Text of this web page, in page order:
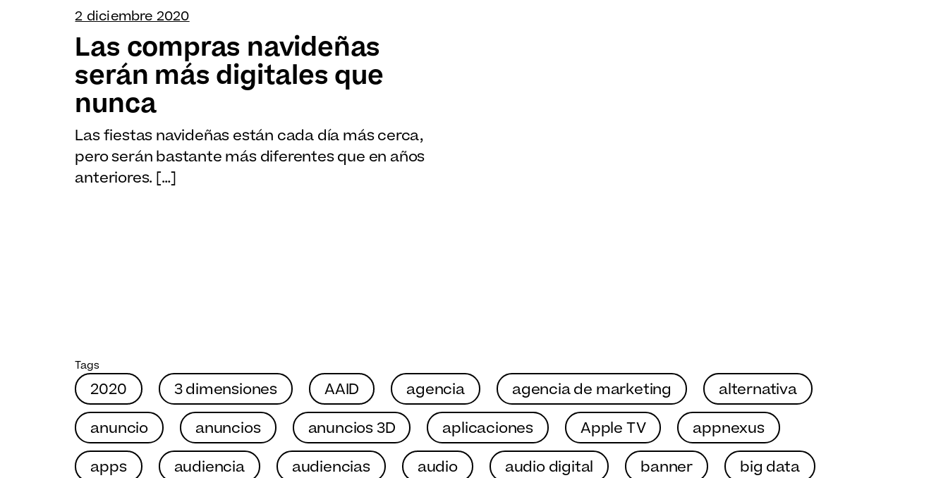
2 diciembre 2020
Las compras navideñas
serán más digitales que
nunca
Las fiestas navideñas están cada día más cerca,
pero serán bastante más diferentes que en años
anteriores. […]
Tags
2020 3 dimensiones AAID agencia agencia de marketing
alternativa
anuncio
anuncios anuncios 3D aplicaciones Apple TV
appnexus
apps
audiencia audiencias audio audio digital banner
big data